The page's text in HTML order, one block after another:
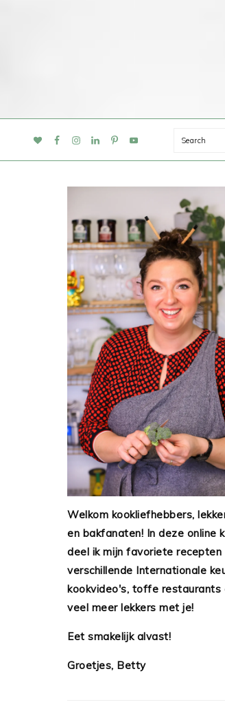
NAV
Search
Welkom kookliefhebbers,
en bakfanaten! In deze online
deel ik mijn favoriete recepten
verschillende Internationale
kookvideo's, toffe restaurants
veel meer lekkers met je!
Eet smakelijk alvast!
Groetjes, Betty